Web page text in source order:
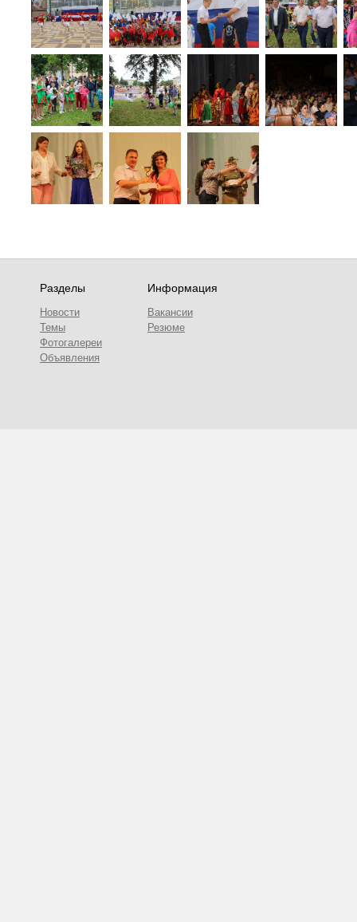
Разделы
Новости
Темы
Фотогалереи
Объявления
Информация
Вакансии
Резюме